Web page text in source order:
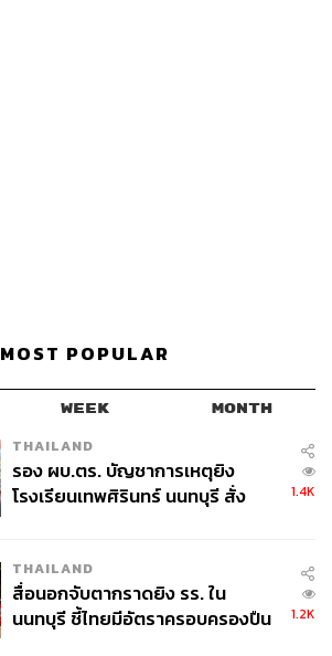
MOST POPULAR
WEEK MONTH
THAILAND
รอง ผบ.ตร. บัญชาการเหตุยิง
โรงเรียนเทพศิรินทร์ นนทบุรี สั่ง
1.4K
THAILAND
สื่อนอกจับตากราดยิง รร. ใน
นนทบุรี ชี้ไทยมีอัตราครอบครองปืน
1.2K